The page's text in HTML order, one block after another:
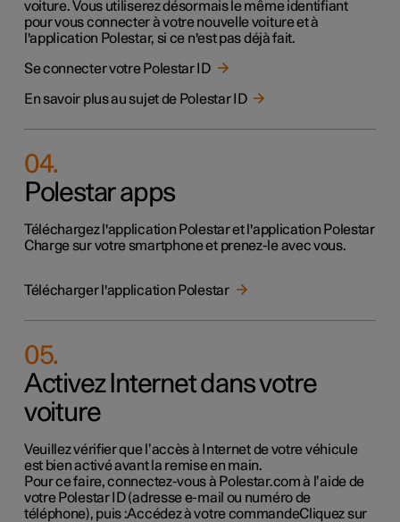
voiture. Vous utiliserez désormais le même identifiant
pour vous connecter à votre nouvelle voiture et à
l'application Polestar, si ce n'est pas déjà fait.
Se connecter votre Polestar ID
En savoir plus au sujet de Polestar ID
04.
Polestar apps
Téléchargez l'application Polestar et l'application Polestar
Charge sur votre smartphone et prenez-le avec vous.
Télécharger l'application Polestar
05.
Activez Internet dans votre
voiture
Veuillez vérifier que l’accès à Internet de votre véhicule
est bien activé avant la remise en main.
Pour ce faire, connectez-vous à Polestar.com à l’aide de
votre Polestar ID (adresse e-mail ou numéro de
téléphone), puis :Accédez à votre commandeCliquez sur